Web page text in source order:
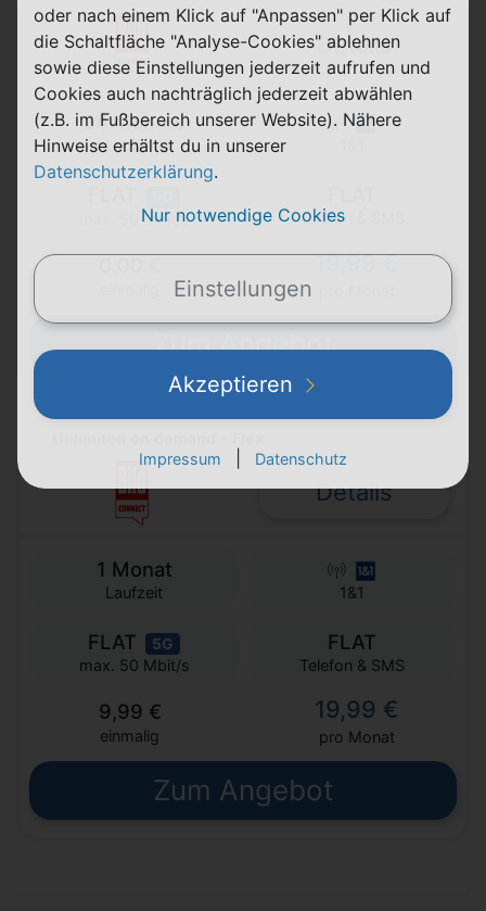
Details
24 Monate
Laufzeit
max. 50 Mbit/s Telefon & SMS
19,99 €
Zum Angebot
Details
1 Monat
Laufzeit 1&1
FLAT 5G
max. 50 Mbit/s
FLAT
Telefon & SMS
9,99 €
einmalig
19,99 €
pro Monat
Zum Angebot
oder nach einem Klick auf "Anpassen" per Klick auf
die Schaltfläche "Analyse-Cookies" ablehnen
sowie diese Einstellungen jederzeit aufrufen und
Cookies auch nachträglich jederzeit abwählen
(z.B. im Fußbereich unserer Website). Nähere
Hinweise erhältst du in unserer
Datenschutzerklärung.
Nur notwendige Cookies
Einstellungen
Akzeptieren
Impressum Datenschutz